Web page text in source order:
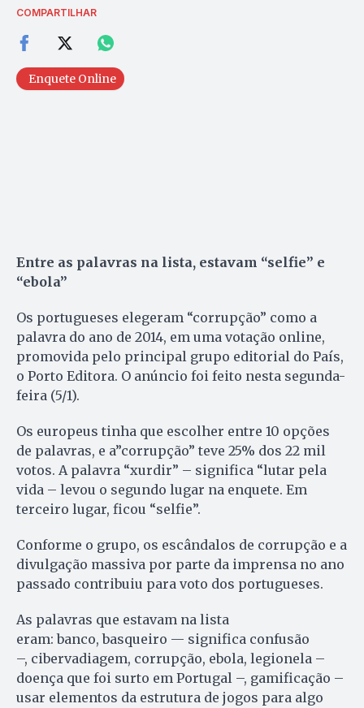
COMPARTILHAR
Enquete Online
Entre as palavras na lista, estavam “selfie” e
“ebola”
Os portugueses elegeram “corrupção” como a
palavra do ano de 2014, em uma votação online,
promovida pelo principal grupo editorial do País,
o Porto Editora. O anúncio foi feito nesta segunda-
feira (5/1).
Os europeus tinha que escolher entre 10 opções
de palavras, e a”corrupção” teve 25% dos 22 mil
votos. A palavra “xurdir” – significa “lutar pela
vida – levou o segundo lugar na enquete. Em
terceiro lugar, ficou “selfie”.
Conforme o grupo, os escândalos de corrupção e a
divulgação massiva por parte da imprensa no ano
passado contribuiu para voto dos portugueses.
As palavras que estavam na lista
eram: banco, basqueiro — significa confusão
–, cibervadiagem, corrupção, ebola, legionela –
doença que foi surto em Portugal –, gamificação –
usar elementos da estrutura de jogos para algo